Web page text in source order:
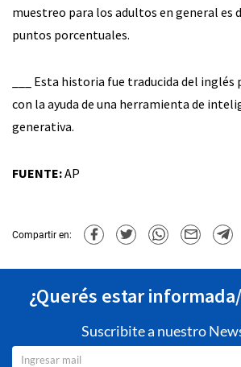
muestreo para los adultos en general es
puntos porcentuales.
___ Esta historia fue traducida del inglés
con la ayuda de una herramienta de
generativa.
FUENTE:AP
Compartir en:
¿Querés estar
Suscribite a nuestro